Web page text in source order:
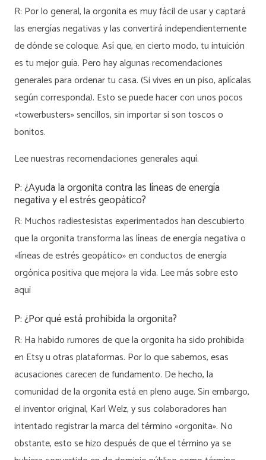
R: Por lo general, la orgonita es muy fácil de usar y captará
las energías negativas y las convertirá independientemente
de dónde se coloque. Así que, en cierto modo, tu intuición
es tu mejor guía. Pero hay algunas recomendaciones
generales para ordenar tu casa. (Si vives en un piso, aplícalas
según corresponda). Esto se puede hacer con unos pocos
«towerbusters» sencillos, sin importar si son toscos o
bonitos.
Lee nuestras recomendaciones generales aquí.
P: ¿Ayuda la orgonita contra las líneas de energía
negativa y el estrés geopático?
R: Muchos radiestesistas experimentados han descubierto
que la orgonita transforma las líneas de energía negativa o
«líneas de estrés geopático» en conductos de energía
orgónica positiva que mejora la vida. Lee más sobre esto
aquí
P: ¿Por qué está prohibida la orgonita?
R: Ha habido rumores de que la orgonita ha sido prohibida
en Etsy u otras plataformas. Por lo que sabemos, esas
acusaciones carecen de fundamento. De hecho, la
comunidad de la orgonita está en pleno auge. Sin embargo,
el inventor original, Karl Welz, y sus colaboradores han
intentado registrar la marca del término «orgonita». No
obstante, esto se hizo después de que el término ya se